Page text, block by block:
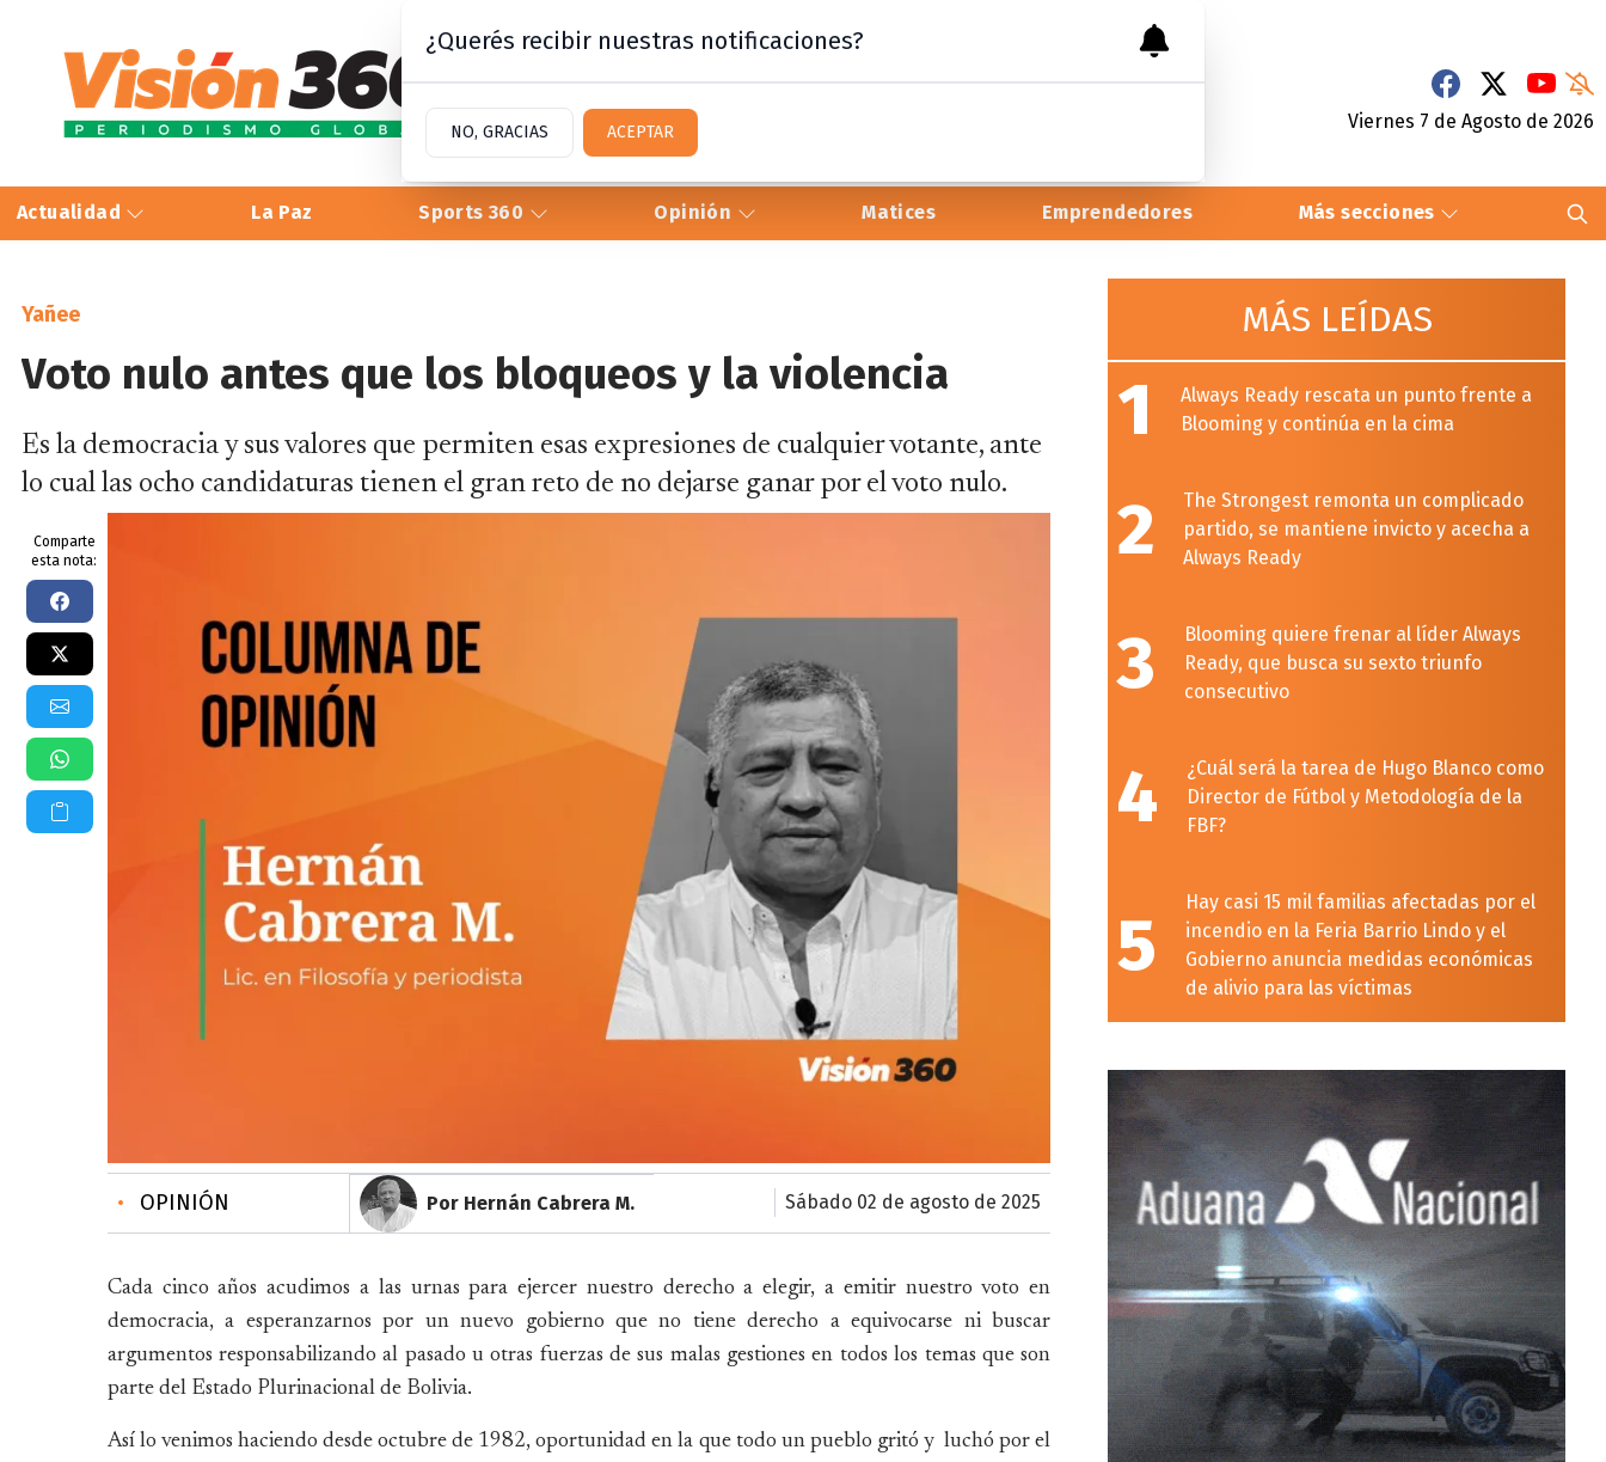
Viernes 7 de Agosto de 2026
Actualidad La Paz Sports 360 Opinión Matices Emprendedores Más secciones
Yañee
Voto nulo antes que los bloqueos y la violencia
Es la democracia y sus valores que permiten esas expresiones de cualquier votante, ante
lo cual las ocho candidaturas tienen el gran reto de no dejarse ganar por el voto nulo.
Comparte
esta nota:
• OPINIÓN Por Hernán Cabrera M. sábado 02 de agosto de 2025
Cada cinco años acudimos a las urnas para ejercer nuestro derecho a elegir, a emitir nuestro voto en
democracia, a esperanzarnos por un nuevo gobierno que no tiene derecho a equivocarse ni buscar
argumentos responsabilizando al pasado u otras fuerzas de sus malas gestiones en todos los temas que son
parte del Estado Plurinacional de Bolivia.
Así lo venimos haciendo desde octubre de 1982, oportunidad en la que todo un pueblo gritó y luchó por el
MÁS LEÍDAS
1
Always Ready rescata un punto frente a
Blooming y continúa en la cima
2
The Strongest remonta un complicado
partido, se mantiene invicto y acecha a
Always Ready
3
Blooming quiere frenar al líder Always
Ready, que busca su sexto triunfo
consecutivo
4
¿Cuál será la tarea de Hugo Blanco como
Director de Fútbol y Metodología de la
FBF?
5
Hay casi 15 mil familias afectadas por el
incendio en la Feria Barrio Lindo y el
Gobierno anuncia medidas económicas
de alivio para las víctimas
¿Querés recibir nuestras notificaciones?
NO, GRACIAS ACEPTAR